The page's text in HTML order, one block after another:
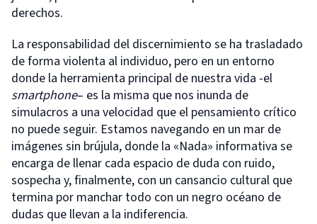
derechos.
La responsabilidad del discernimiento se ha trasladado
de forma violenta al individuo, pero en un entorno
donde la herramienta principal de nuestra vida -el
smartphone– es la misma que nos inunda de
simulacros a una velocidad que el pensamiento crítico
no puede seguir. Estamos navegando en un mar de
imágenes sin brújula, donde la «Nada» informativa se
encarga de llenar cada espacio de duda con ruido,
sospecha y, finalmente, con un cansancio cultural que
termina por manchar todo con un negro océano de
dudas que llevan a la indiferencia.